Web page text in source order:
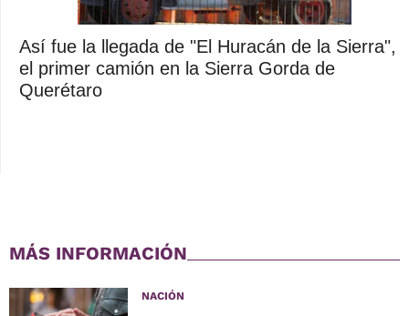
Así fue la llegada de "El Huracán de la Sierra",
el primer camión en la Sierra Gorda de
Querétaro
MÁS INFORMACIÓN
NACIÓN